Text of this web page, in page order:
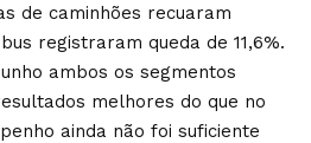
de caminhões recuaram
registraram queda de 11,6%.
ambos os segmentos
melhores do que no
ainda não foi suficiente